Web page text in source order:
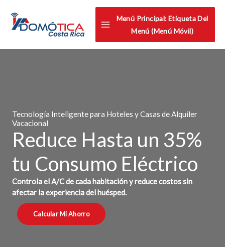
Menú Principal: Etiqueta Del
Menú (menú Móvil)
Tecnología Inteligente para Hoteles y Casas de Alquiler
Vacacional
Reduce Hasta un 35%
tu Consumo Eléctrico
Controla el A/C de cada habitación y reduce costos sin
afectar la experiencia del huésped.
Calcular Mi Ahorro